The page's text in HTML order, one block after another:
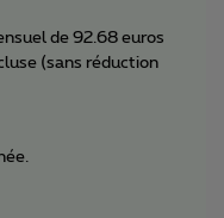
de 92.68 euros
(sans réduction